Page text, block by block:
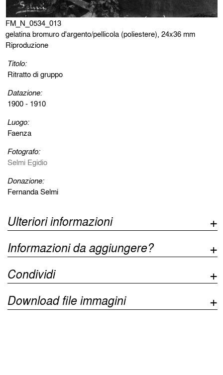
FM_N_0534_013
gelatina bromuro d'argento/pellicola (poliestere), 24x36 mm
Riproduzione
Titolo:
Ritratto di gruppo
Datazione:
1900 - 1910
Luogo:
Faenza
Fotografo:
Selmi Egidio
Donazione:
Fernanda Selmi
Ulteriori informazioni
Informazioni da aggiungere?
Condividi
Download file immagini